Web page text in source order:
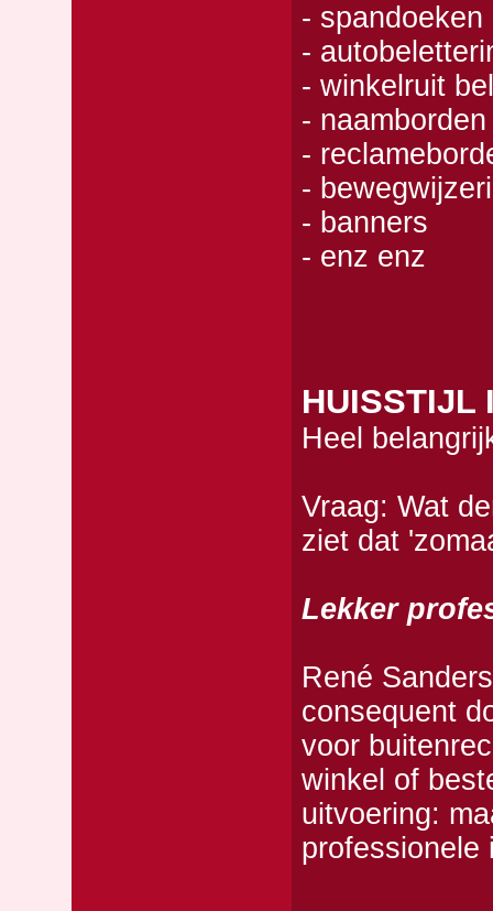
- spandoeken
-
- winkelruit
- naamborden
-
-
- banners
- enz enz
HUISSTIJL
Heel
Vraag: Wat
ziet dat
Lekker
René
consequent
voor
winkel of
uitvoering:
professionele